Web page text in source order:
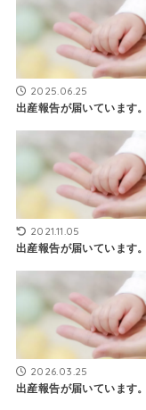
2025.06.25
出産報告が届いています
2021.11.05
出産報告が届いています
2026.03.25
出産報告が届いています